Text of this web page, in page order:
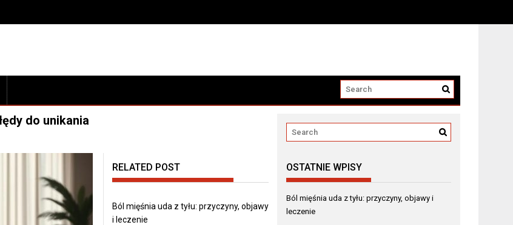
leczenie
do unikania
RELATED POST
Ból mięśnia uda z tyłu: przyczyny, objawy
i leczenie
OSTATNIE WPISY
Ból mięśnia uda z tyłu: przyczyny, objawy i
leczenie